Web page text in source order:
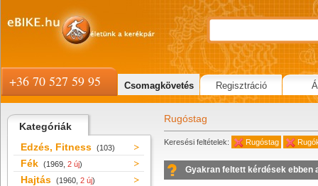
Kategóriák
Edzés, Fitness (103)
Fék (1969, 2 új)
Hajtás (1960, 2 új)
Rugóstag
Keresési feltételek: Rugóstag
Gyakran feltett kérdések ebben
+36 70 527 59 95 Csomagkövetés Regisztráció